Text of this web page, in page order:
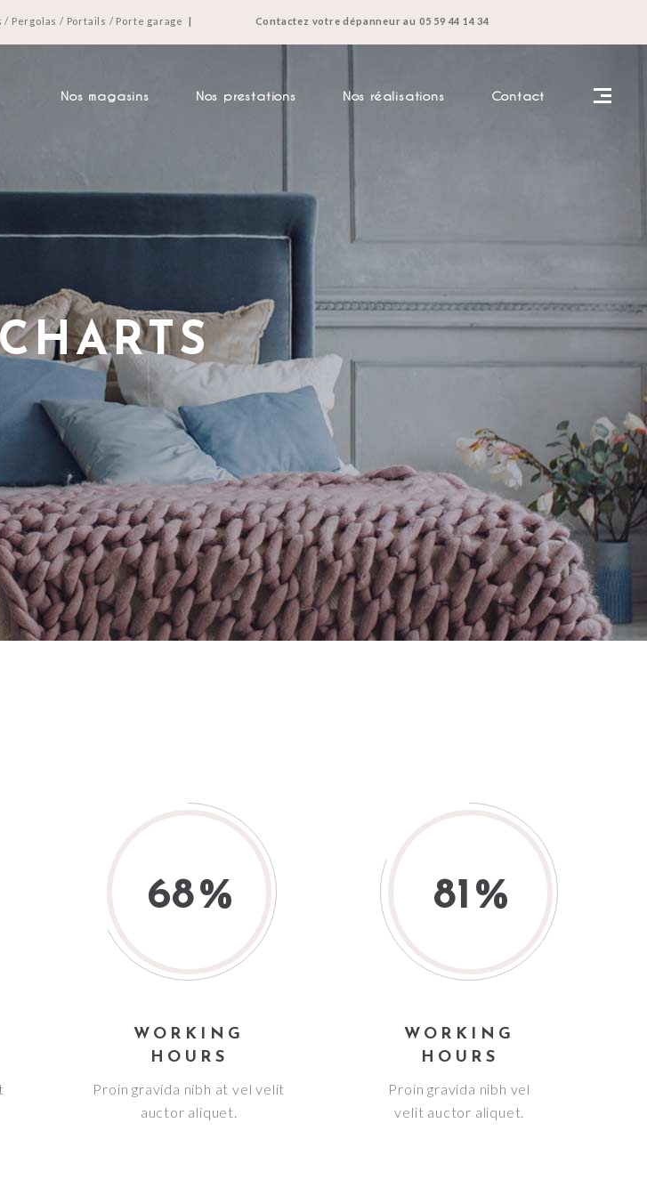
Pergolas / Portails / Porte garage Contactez votre dépanneur au 05 59 44 14 34
Nos magasins Nos prestations Nos réalisations Contact
68
WORKING
HOURS
Proin gravida nibh at vel velit
auctor aliquet.
81
WORKING
HOURS
Proin gravida nibh vel
velit auctor aliquet.